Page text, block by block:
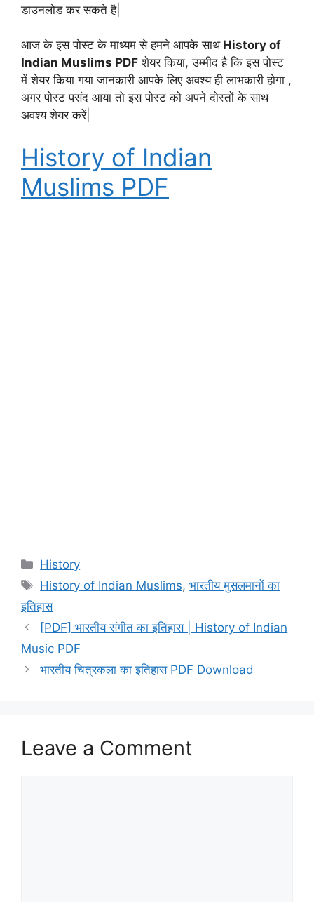
डाउनलोड कर सकते है|
आज के इस पोस्ट के माध्यम से हमने आपके साथHistory of
Indian Muslims PDF शेयर किया, उम्मीद है कि इस पोस्ट
में शेयर किया गया जानकारी आपके लिए अवश्य ही लाभकारी होगा ,
अगर पोस्ट पसंद आया तो इस पोस्ट को अपने दोस्तों के साथ
अवश्य शेयर करें|
History of Indian
Muslims PDF
Categories
History
Tags
History of Indian Muslims,भारतीय मुसलमानों का
इतिहास
[PDF] भारतीय संगीत का इतिहास | History of Indian
Music PDF
भारतीय चित्रकला का इतिहास PDF Download
Leave a Comment